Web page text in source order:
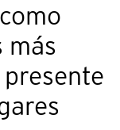
más